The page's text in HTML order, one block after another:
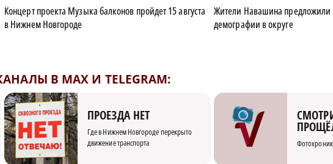
Концерт проекта Музыка балконов пройдет 15 августа
в Нижнем Новгороде
Жители Навашина
демографии в округе
В MAX И TELEGRAM:
ПРОЕЗДА НЕТ
Где в Нижнем Новгороде перекрыто
движение транспорта